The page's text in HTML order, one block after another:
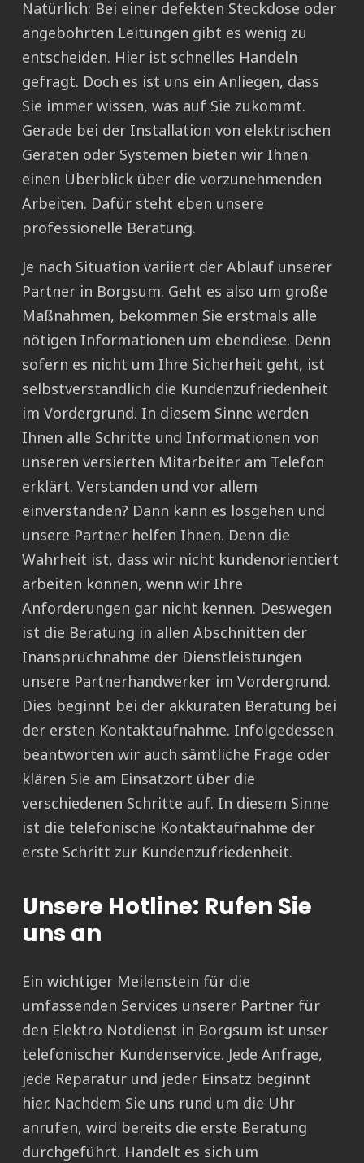
Natürlich: Bei einer defekten Steckdose oder
angebohrten Leitungen gibt es wenig zu
entscheiden. Hier ist schnelles Handeln
gefragt. Doch es ist uns ein Anliegen, dass
Sie immer wissen, was auf Sie zukommt.
Gerade bei der Installation von elektrischen
Geräten oder Systemen bieten wir Ihnen
einen Überblick über die vorzunehmenden
Arbeiten. Dafür steht eben unsere
professionelle Beratung.
Je nach Situation variiert der Ablauf unserer
Partner in Borgsum. Geht es also um große
Maßnahmen, bekommen Sie erstmals alle
nötigen Informationen um ebendiese. Denn
sofern es nicht um Ihre Sicherheit geht, ist
selbstverständlich die Kundenzufriedenheit
im Vordergrund. In diesem Sinne werden
Ihnen alle Schritte und Informationen von
unseren versierten Mitarbeiter am Telefon
erklärt. Verstanden und vor allem
einverstanden? Dann kann es losgehen und
unsere Partner helfen Ihnen. Denn die
Wahrheit ist, dass wir nicht kundenorientiert
arbeiten können, wenn wir Ihre
Anforderungen gar nicht kennen. Deswegen
ist die Beratung in allen Abschnitten der
Inanspruchnahme der Dienstleistungen
unsere Partnerhandwerker im Vordergrund.
Dies beginnt bei der akkuraten Beratung bei
der ersten Kontaktaufnahme. Infolgedessen
beantworten wir auch sämtliche Frage oder
klären Sie am Einsatzort über die
verschiedenen Schritte auf. In diesem Sinne
ist die telefonische Kontaktaufnahme der
erste Schritt zur Kundenzufriedenheit.
Unsere Hotline: Rufen Sie
uns an
Ein wichtiger Meilenstein für die
umfassenden Services unserer Partner für
den Elektro Notdienst in Borgsum ist unser
telefonischer Kundenservice. Jede Anfrage,
jede Reparatur und jeder Einsatz beginnt
hier. Nachdem Sie uns rund um die Uhr
anrufen, wird bereits die erste Beratung
durchgeführt. Handelt es sich um